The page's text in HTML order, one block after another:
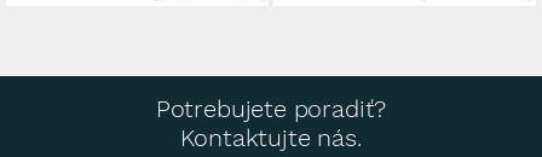
Potrebujete poradiť?
Kontaktujte nás.